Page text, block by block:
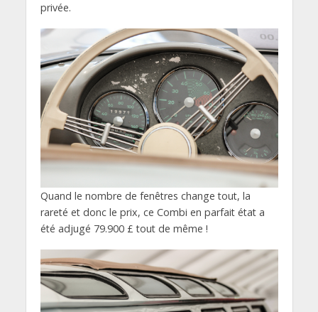
privée.
Quand le nombre de fenêtres change tout, la
rareté et donc le prix, ce Combi en parfait état a
été adjugé 79.900 £ tout de même !